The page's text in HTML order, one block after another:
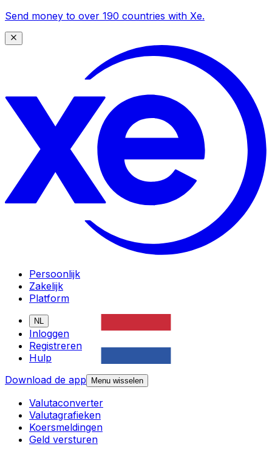
Send money to over 190 countries with Xe.
Persoonlijk
Zakelijk
Platform
NL
Inloggen
Registreren
Hulp
Download de app
Menu wisselen
Valutaconverter
Valutagrafieken
Koersmeldingen
Geld versturen